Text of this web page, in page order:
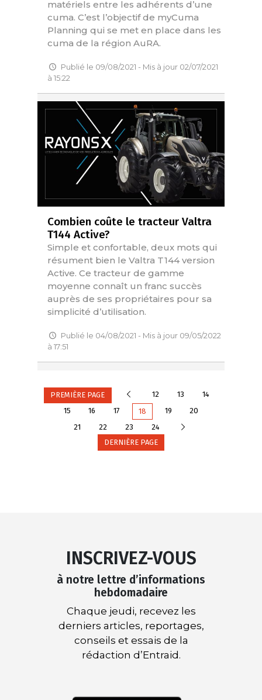
matériels entre les adhérents d’une
cuma. C’est l’objectif de myCuma
Planning qui se met en place dans les
cuma de la région AuRA.
Publié le 09/08/2021 - Mis à jour 02/07/2021
à 15:22
Combien coûte le tracteur Valtra
T144 Active?
Simple et confortable, deux mots qui
résument bien le Valtra T144 version
Active. Ce tracteur de gamme
moyenne connaît un franc succès
auprès de ses propriétaires pour sa
simplicité d’utilisation.
Publié le 04/08/2021 - Mis à jour 09/05/2022
à 17:51
PREMIÈRE PAGE Précédente
12 13
14
15
16 17 18 19
20
21
22 23 24
DERNIÈRE PAGE
INSCRIVEZ-VOUS
à notre lettre d’informations
hebdomadaire
Chaque jeudi, recevez les
derniers articles, reportages,
conseils et essais de la
rédaction d’Entraid.